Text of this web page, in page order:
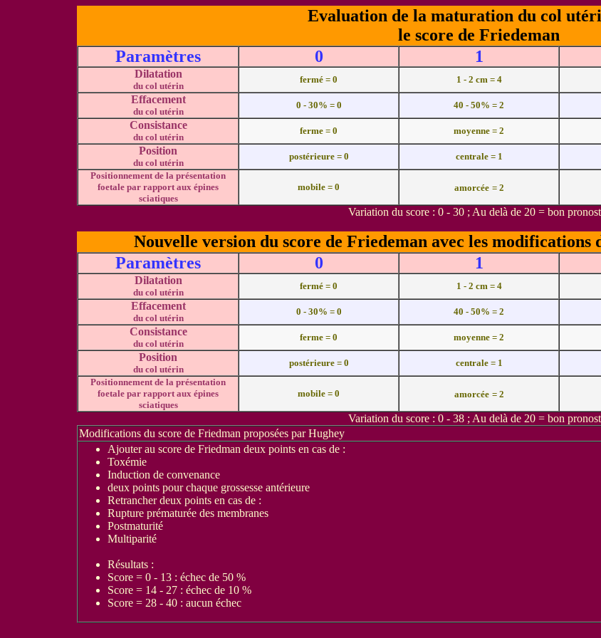
Evaluation de la maturation du col
le score de Friedeman
Paramètres
0 1
Dilatation
du col utérin
fermé = 0 1 - 2 cm = 4
Effacement
du col utérin
0 - 30% = 0 40 - 50% = 2
Consistance
du col utérin
ferme = 0 moyenne = 2
Position
du col utérin
postérieure = 0 centrale = 1
Positionnement de la présentation
foetale par rapport aux épines
sciatiques
mobile = 0 amorcée = 2
Variation du score : 0 - 30 ; Au delà de 20 = bon
Nouvelle version du score de Friedeman avec les modifications
Paramètres
0 1
Dilatation
du col utérin
fermé = 0 1 - 2 cm = 4
Effacement
du col utérin
0 - 30% = 0 40 - 50% = 2
Consistance
du col utérin
ferme = 0 moyenne = 2
Position
du col utérin
postérieure = 0 centrale = 1
Positionnement de la présentation
foetale par rapport aux épines
sciatiques
mobile = 0 amorcée = 2
Variation du score : 0 - 38 ; Au delà de 20 = bon
Modifications du score de Friedman proposées par Hughey
Ajouter au score de Friedman deux points en cas de :
Toxémie
Induction de convenance
deux points pour chaque grossesse antérieure
Retrancher deux points en cas de :
Rupture prématurée des membranes
Postmaturité
Multiparité
Résultats :
Score = 0 - 13 : échec de 50 %
Score = 14 - 27 : échec de 10 %
Score = 28 - 40 : aucun échec